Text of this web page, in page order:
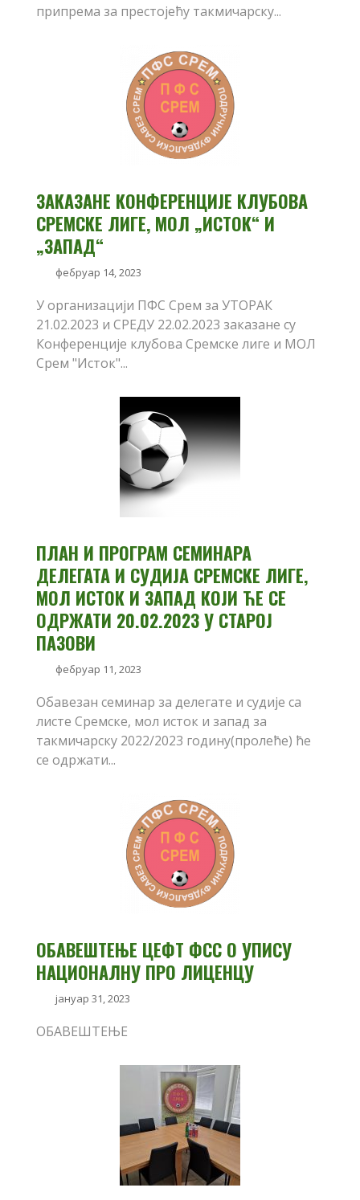
припрема за престојећу такмичарску...
ЗАКАЗАНЕ КОНФЕРЕНЦИЈЕ КЛУБОВА
СРЕМСКЕ ЛИГЕ, МОЛ „ИСТОК“ И
„ЗАПАД“
фебруар 14, 2023
У организацији ПФС Срем за УТОРАК
21.02.2023 и СРЕДУ 22.02.2023 заказане су
Конференције клубова Сремске лиге и МОЛ
Срем "Исток"...
ПЛАН И ПРОГРАМ СЕМИНАРА
ДЕЛЕГАТА И СУДИЈА СРЕМСКЕ ЛИГЕ,
МОЛ ИСТОК И ЗАПАД КОЈИ ЋЕ СЕ
ОДРЖАТИ 20.02.2023 У СТАРОЈ
ПАЗОВИ
фебруар 11, 2023
Обавезан семинар за делегате и судије са
листе Сремске, мол исток и запад за
такмичарску 2022/2023 годину(пролеће) ће
се одржати...
ОБАВЕШТЕЊЕ ЦЕФТ ФСС О УПИСУ
НАЦИОНАЛНУ ПРО ЛИЦЕНЦУ
јануар 31, 2023
ОБАВЕШТЕЊЕ